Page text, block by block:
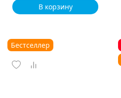
В корзину
Бестселлер